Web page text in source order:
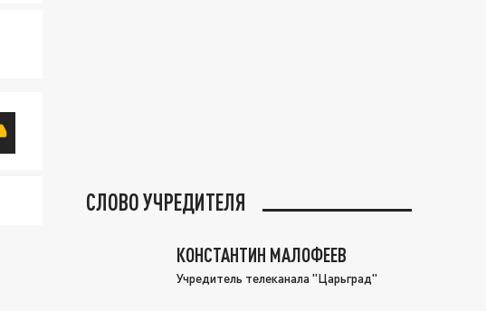
СЛОВО УЧРЕДИТЕЛЯ
КОНСТАНТИН МАЛОФЕЕВ
Учредитель телеканала "Царьград"